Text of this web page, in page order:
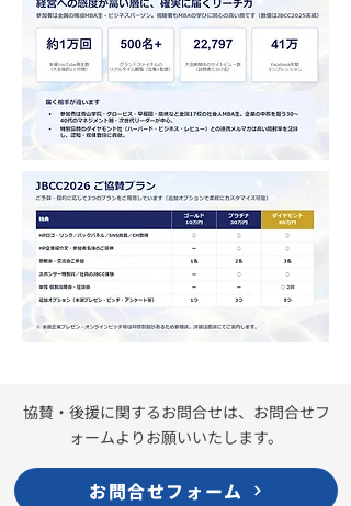
協賛・後援に関するお問合せは、お問合せフ
ォームよりお願いいたします。
お問合せフォーム